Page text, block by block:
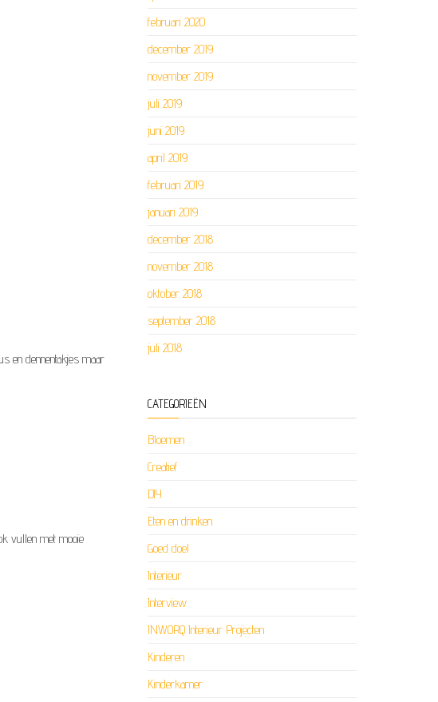
en dennentakjes maar
vullen met mooie
februari 2020
december 2019
november 2019
juli 2019
juni 2019
april 2019
februari 2019
januari 2019
december 2018
november 2018
oktober 2018
september 2018
juli 2018
CATEGORIEËN
Bloemen
Creatief
DIY
Eten en drinken
Goed doel
Interieur
Interview
INWORQ Interieur Projecten
Kinderen
Kinderkamer